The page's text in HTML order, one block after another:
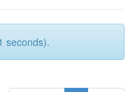
seconds).